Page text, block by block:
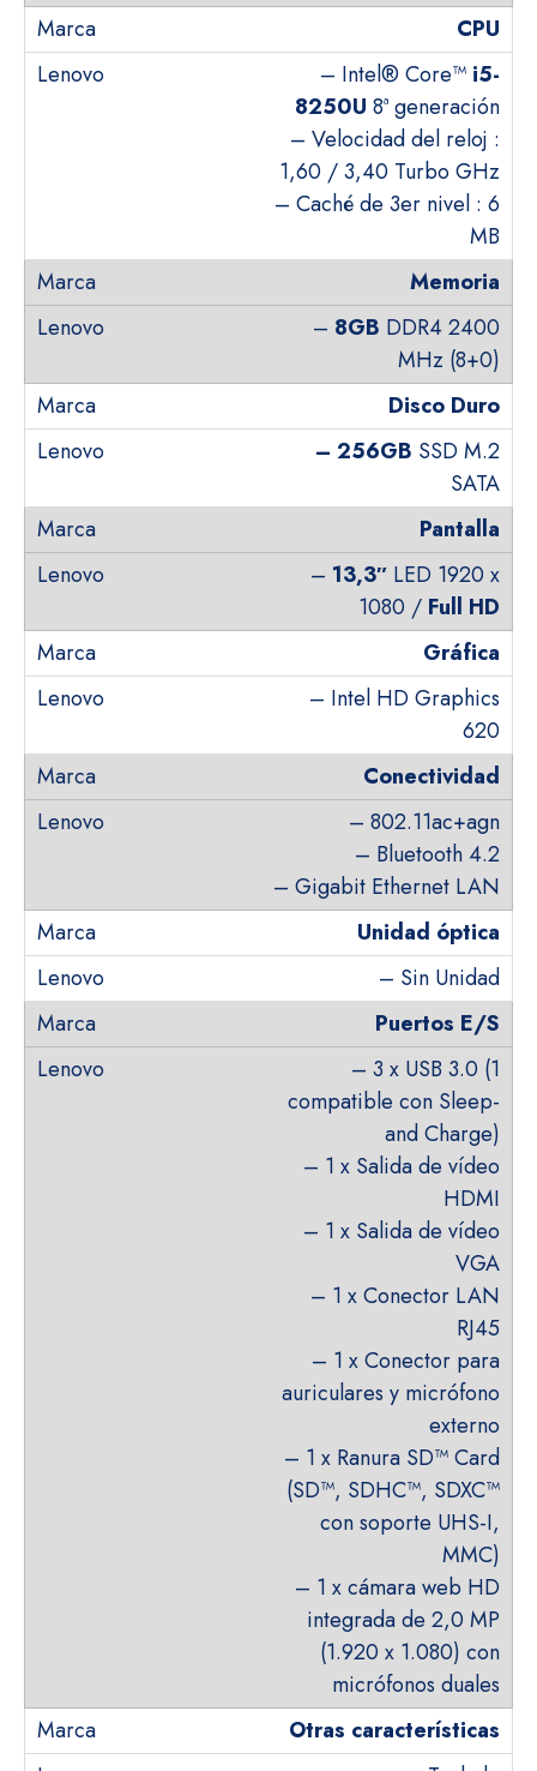
CPU
– Intel® Core™ i5-
8250U 8ª generación
– Velocidad del reloj :
1,60 / 3,40 Turbo GHz
– Caché de 3er nivel : 6
MB
Memoria
– 8GB DDR4 2400
MHz (8+0)
Disco Duro
– 256GB SSD M.2
SATA
Pantalla
– 13,3″ LED 1920 x
1080 / Full HD
Gráfica
– Intel HD Graphics
620
Conectividad
– 802.11ac+agn
– Bluetooth 4.2
– Gigabit Ethernet LAN
Unidad óptica
– Sin Unidad
Puertos E/S
– 3 x USB 3.0 (1
compatible con Sleep-
and Charge)
– 1 x Salida de vídeo
HDMI
– 1 x Salida de vídeo
VGA
– 1 x Conector LAN
RJ45
– 1 x Conector para
auriculares y micrófono
externo
– 1 x Ranura SD™ Card
(SD™, SDHC™, SDXC™
con soporte UHS-I,
MMC)
– 1 x cámara web HD
integrada de 2,0 MP
(1.920 x 1.080) con
micrófonos duales
Otras características